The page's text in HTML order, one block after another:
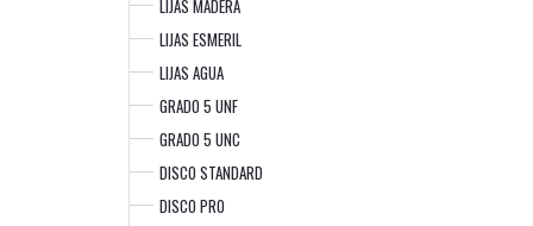
LIJAS MADERA
LIJAS ESMERIL
LIJAS AGUA
GRADO 5 UNF
GRADO 5 UNC
DISCO STANDARD
DISCO PRO